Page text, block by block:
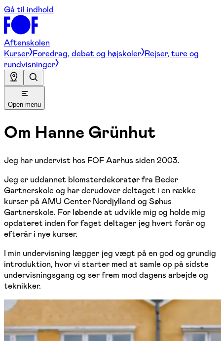
Gå til indhold
Aftenskolen
Kurser Foredrag, debat og højskoler Rejser, ture og
rundvisninger
Open menu
Om Hanne Grünhut
Jeg har undervist hos FOF Aarhus siden 2003.
Jeg er uddannet blomsterdekoratør fra Beder
Gartnerskole og har derudover deltaget i en række
kurser på AMU Center Nordjylland og Søhus
Gartnerskole. For løbende at udvikle mig og holde mig
opdateret inden for faget deltager jeg hvert forår og
efterår i nye kurser.
I min undervisning lægger jeg vægt på en god og grundig
introduktion, hvor vi starter med at samle op på sidste
undervisningsgang og ser frem mod dagens arbejde og
teknikker.